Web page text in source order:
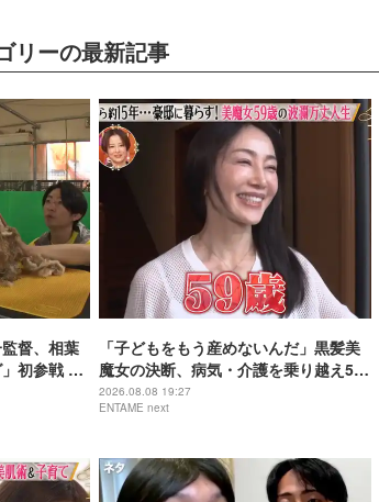
リーの最新記事
督、相葉
初参戦 ド
【24時間
「子どもをもう産めないんだ」黒髪美
魔女の決断、病気・介護を乗り越え56
歳で“おばあちゃん”に
2026.08.08 19:27
ENTAME next